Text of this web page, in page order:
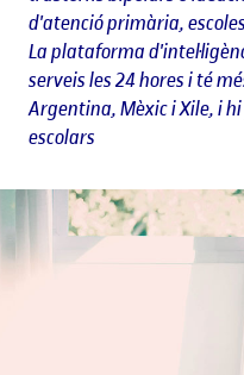
d'atenció primària,
La plataforma
serveis les 24 hores i té
Argentina, Mèxic i Xile, i
escolars